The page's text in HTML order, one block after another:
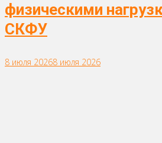
физическими
СКФУ
8 июля 20268 июля 2026